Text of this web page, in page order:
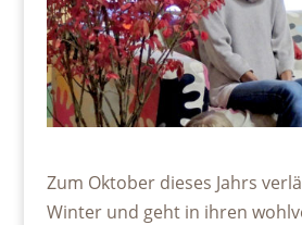
Zum Oktober dieses Jahrs
Winter und geht in ihren